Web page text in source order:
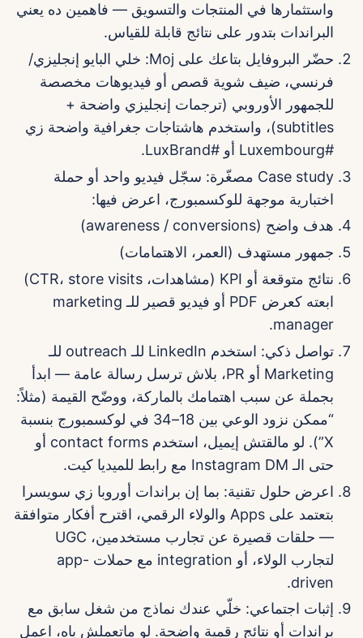
واستثمارها في المنتجات والتسويق — فاهمين ده يعني
البراندات بتدور على نتائج قابلة للقياس.
حضّر البروفايل بتاعك على Moj: خلي البايو إنجليزي/
فرنسي، ضيف شوية قصص أو فيديوهات مخصصة
للجمهور الأوروبي (ترجمات إنجليزي واضحة +
subtitles)، واستخدم هاشتاجات جغرافية واضحة زي
#Luxembourg أو #LuxBrand.
Case study مصغّرة: سجّل فيديو واحد أو حملة
اختبارية موجهة للوكسمبورج، اعرض فيها:
هدف واضح (awareness / conversions)
جمهور مستهدف (العمر، الاهتمامات)
نتائج متوقعة أو KPI (مشاهدات، CTR، store visits)
ابعته كعرض PDF أو فيديو قصير للـ marketing
manager.
تواصل ذكي: استخدم LinkedIn للـ outreach للـ
Marketing أو PR، بلاش ترسل رسالة عامة — ابدأ
بجملة عن سبب اهتمامك بالماركة، ووضّح القيمة (مثلاً:
“ممكن نزود الوعي بين 18–34 في لوكسمبورج بنسبة
X”). لو مالقتش إيميل، استخدم contact forms أو
حتى الـ Instagram DM مع رابط للميديا كيت.
اعرض حلول تقنية: بما إن براندات أوروبا زي سويسرا
بتعتمد على Apps والولاء الرقمي، اقترح أفكار متوافقة
— حلقات قصيرة عن تجارب مستخدمين، UGC
لتجارب الولاء، أو integration مع حملات app-
driven.
إثبات اجتماعي: خلّي عندك نماذج من شغل سابق مع
براندات أو نتائج رقمية واضحة. لو ماتعملش باه، اعمل